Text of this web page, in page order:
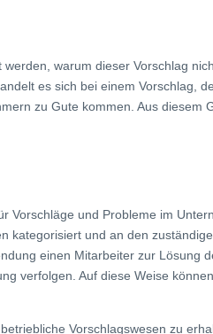
warum dieser Vorschlag
es sich bei einem Vorschlag,
zu Gute kommen. Aus diesem
Vorschläge und Probleme im
kategorisiert und an den
einen Mitarbeiter zur Lösung
verfolgen. Auf diese Weise
Vorschlagswesen zu